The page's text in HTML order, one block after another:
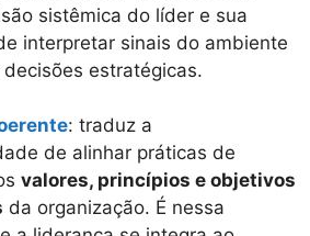
sistêmica do líder e sua
interpretar sinais do ambiente
estratégicas.
: traduz a
de alinhar práticas de
valores, princípios e objetivos
da organização. É nessa